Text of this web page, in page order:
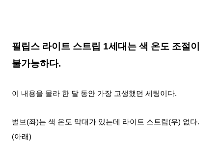
필립스 라이트 스트립 1세대는 색 온도 조절이
불가능하다.
이 내용을 몰라 한 달 동안 가장 고생했던 세팅이다.
벌브(좌)는 색 온도 막대가 있는데 라이트 스트립(우) 없다.
(아래)